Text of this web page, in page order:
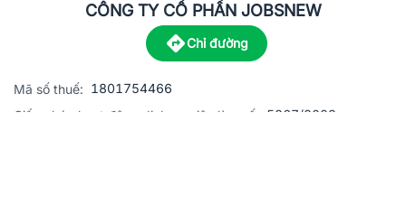
CÔNG TY CỔ PHẦN JOBSNEW
Chỉ đường
Mã số thuế: 1801754466
Giấy phép hoạt động dịch vụ việc làm số:
5867/2023